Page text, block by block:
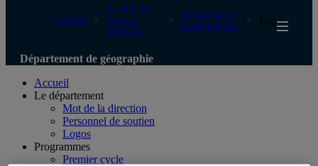
UQAM
Faculté des
sciences
humaines
Département
de géographie
Logos
Département de géographie
Accueil
Le département
Mot de la direction
Personnel de soutien
Logos
Programmes
Premier cycle